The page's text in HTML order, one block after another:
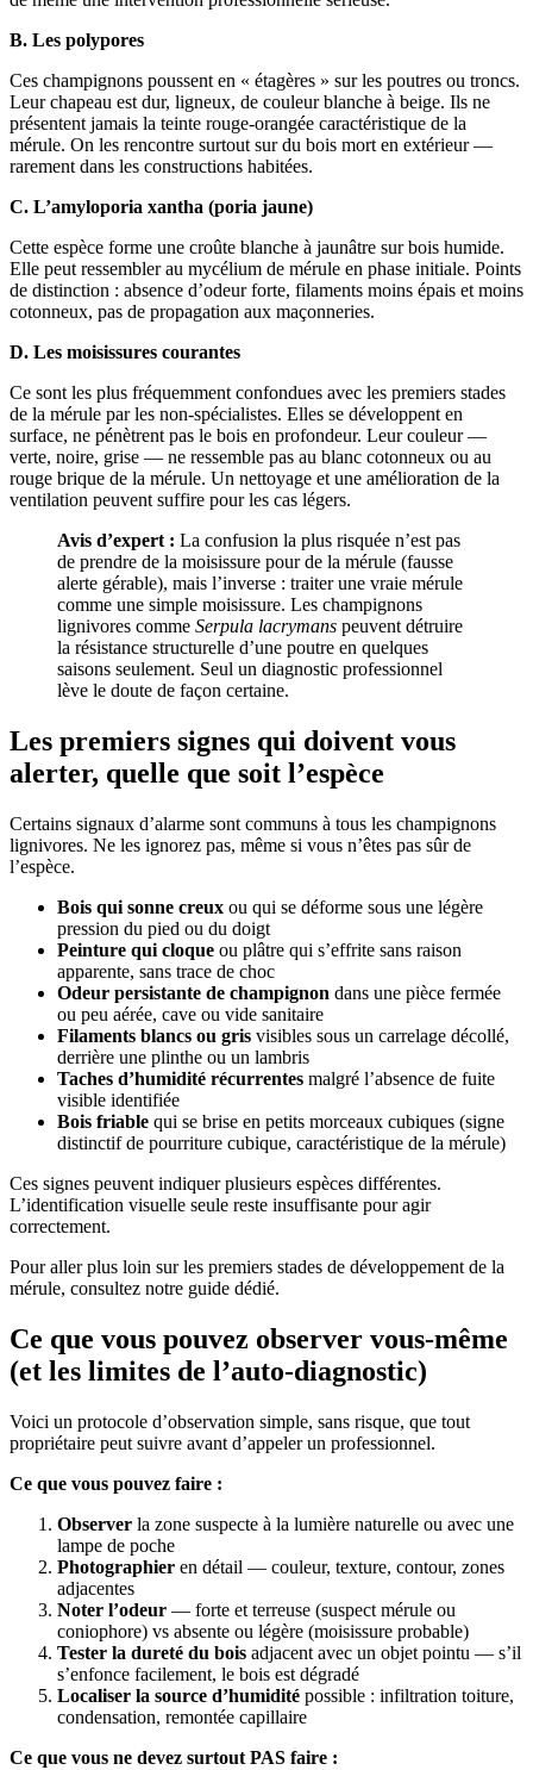
B. Les polypores
Ces champignons poussent en « étagères » sur les poutres ou troncs.
Leur chapeau est dur, ligneux, de couleur blanche à beige. Ils ne
présentent jamais la teinte rouge-orangée caractéristique de la
mérule. On les rencontre surtout sur du bois mort en extérieur —
rarement dans les constructions habitées.
C. L’amyloporia xantha (poria jaune)
Cette espèce forme une croûte blanche à jaunâtre sur bois humide.
Elle peut ressembler au mycélium de mérule en phase initiale. Points
de distinction : absence d’odeur forte, filaments moins épais et moins
cotonneux, pas de propagation aux maçonneries.
D. Les moisissures courantes
Ce sont les plus fréquemment confondues avec les premiers stades
de la mérule par les non-spécialistes. Elles se développent en
surface, ne pénètrent pas le bois en profondeur. Leur couleur —
verte, noire, grise — ne ressemble pas au blanc cotonneux ou au
rouge brique de la mérule. Un nettoyage et une amélioration de la
ventilation peuvent suffire pour les cas légers.
Avis d’expert : La confusion la plus risquée n’est pas
de prendre de la moisissure pour de la mérule (fausse
alerte gérable), mais l’inverse : traiter une vraie mérule
comme une simple moisissure. Les champignons
lignivores comme Serpula lacrymans peuvent détruire
la résistance structurelle d’une poutre en quelques
saisons seulement. Seul un diagnostic professionnel
lève le doute de façon certaine.
Les premiers signes qui doivent vous
alerter, quelle que soit l’espèce
Certains signaux d’alarme sont communs à tous les champignons
lignivores. Ne les ignorez pas, même si vous n’êtes pas sûr de
l’espèce.
Bois qui sonne creux ou qui se déforme sous une légère
pression du pied ou du doigt
Peinture qui cloque ou plâtre qui s’effrite sans raison
apparente, sans trace de choc
Odeur persistante de champignon dans une pièce fermée
ou peu aérée, cave ou vide sanitaire
Filaments blancs ou gris visibles sous un carrelage décollé,
derrière une plinthe ou un lambris
Taches d’humidité récurrentes malgré l’absence de fuite
visible identifiée
Bois friable qui se brise en petits morceaux cubiques (signe
distinctif de pourriture cubique, caractéristique de la mérule)
Ces signes peuvent indiquer plusieurs espèces différentes.
L’identification visuelle seule reste insuffisante pour agir
correctement.
Pour aller plus loin sur les premiers stades de développement de la
mérule, consultez notre guide dédié.
Ce que vous pouvez observer vous-même
(et les limites de l’auto-diagnostic)
Voici un protocole d’observation simple, sans risque, que tout
propriétaire peut suivre avant d’appeler un professionnel.
Ce que vous pouvez faire :
Observer la zone suspecte à la lumière naturelle ou avec une
lampe de poche
Photographier en détail — couleur, texture, contour, zones
adjacentes
Noter l’odeur — forte et terreuse (suspect mérule ou
coniophore) vs absente ou légère (moisissure probable)
Tester la dureté du bois adjacent avec un objet pointu — s’il
s’enfonce facilement, le bois est dégradé
Localiser la source d’humidité possible : infiltration toiture,
condensation, remontée capillaire
Ce que vous ne devez surtout PAS faire :